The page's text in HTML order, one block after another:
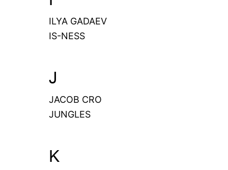
ILYA GADAEV
IS-NESS
J
JACOB CRO
JUNGLES
K